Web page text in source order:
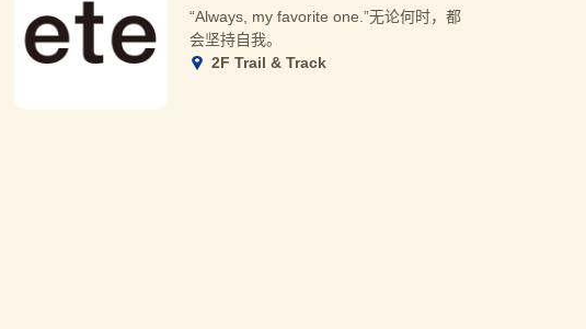
“Always, my favorite one.”无论何时，都
会坚持自我。
2F Trail & Track